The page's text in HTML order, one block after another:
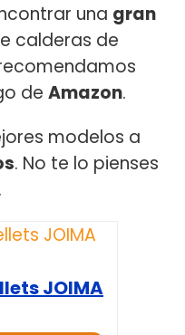
una gran
calderas de
de Amazon.
modelos a
. No te lo pienses
JOIMA